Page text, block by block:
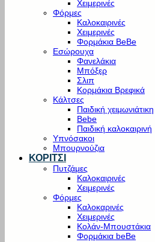
Χειμερινές
Φόρμες
Καλοκαιρινές
Χειμερινές
Φορμάκια BeBe
Εσώρουχα
Φανελάκια
Μπόξερ
Σλιπ
Κορμάκια Βρεφικά
Κάλτσες
Παιδική χειμωνιάτικη
Bebe
Παιδική καλοκαιρινή
Υπνόσακοι
Μπουρνούζια
ΚΟΡΙΤΣΙ
Πυτζάμες
Καλοκαιρινές
Χειμερινές
Φόρμες
Καλοκαρινές
Χειμερινές
Κολάν-Μπουστάκια
Φορμάκια beBe